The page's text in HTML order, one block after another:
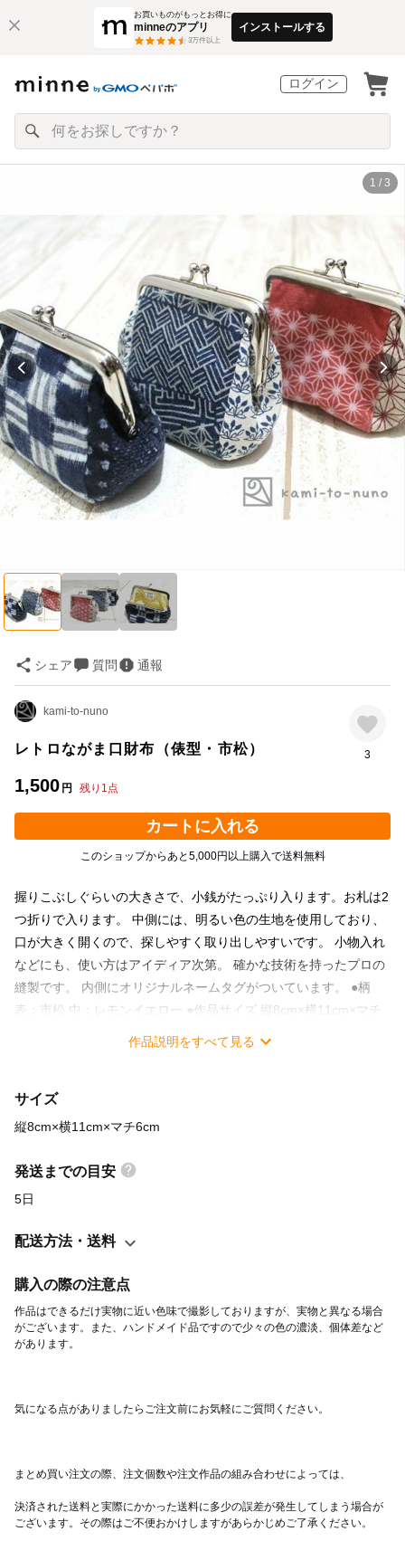
お買いものがもっとお得に
minneのアプリ
3万件以上
インストールする
ログイン
1 / 3
シェア 質問 通報
kami-to-nuno
レトロながま口財布（俵型・市松）
1,500 円 残り 1点
3
カートに入れる
このショップからあと5,000円以上購入で送料無料
握りこぶしぐらいの大きさで、小銭がたっぷり入ります。お札は2
つ折りで入ります。 中側には、明るい色の生地を使用しており、
口が大きく開くので、探しやすく取り出しやすいです。 小物入れ
などにも、使い方はアイディア次第。 確かな技術を持ったプロの
縫製です。 内側にオリジナルネームタグがついています。 ●柄
表：市松 中：レモンイエロー ●作品サイズ 縦8cm×横11cm×マチ
6cm ●素材 綿100% ★他の柄・サイズも販売しています。 他の
kami-to-nunoのパターンは、手作りの楽しさをもっと共有したい
という想いで、ハンドメイドを楽しめるように制作した型紙と作
をご覧ください。 kami-to-nuno.com
作品説明をすべて見る
サイズ
縦8cm×横11cm×マチ6cm
発送までの目安
5日
配送方法・送料
購入の際の注意点
作品はできるだけ実物に近い色味で撮影しておりますが、実物と異なる場合
がございます。また、ハンドメイド品ですので少々の色の濃淡、個体差など
決済された送料と実際にかかった送料に多少の誤差が発生してしまう場合が
ございます。その際はご不便おかけしますがあらかじめご了承ください。